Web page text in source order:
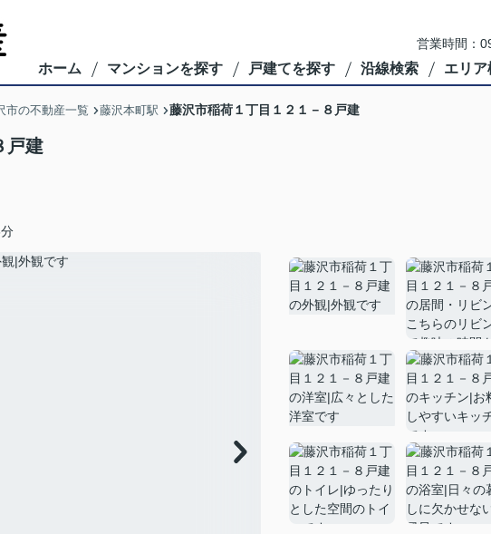
営業時間：
ホーム マンションを探す 戸建てを探す 沿線検索 エリア
市の不動産一覧 藤沢本町駅 藤沢市稲荷１丁目１２１－８戸建
戸建